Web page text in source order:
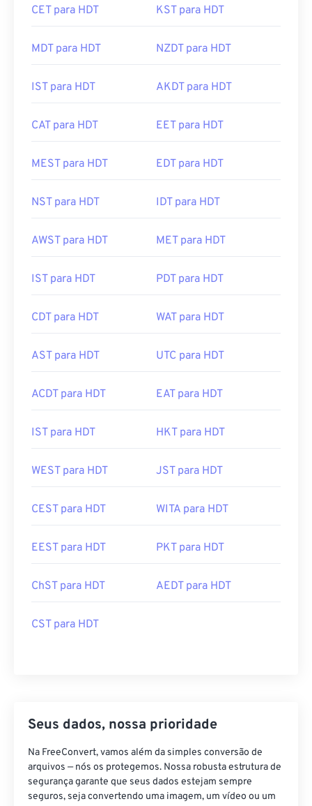
CET para HDT KST para HDT
MDT para HDT NZDT para HDT
IST para HDT AKDT para HDT
CAT para HDT EET para HDT
MEST para HDT EDT para HDT
NST para HDT IDT para HDT
AWST para HDT MET para HDT
IST para HDT PDT para HDT
CDT para HDT WAT para HDT
AST para HDT UTC para HDT
ACDT para HDT EAT para HDT
IST para HDT HKT para HDT
WEST para HDT JST para HDT
CEST para HDT WITA para HDT
EEST para HDT PKT para HDT
ChST para HDT AEDT para HDT
CST para HDT
Seus dados, nossa prioridade
Na FreeConvert, vamos além da simples conversão de
arquivos — nós os protegemos. Nossa robusta estrutura de
segurança garante que seus dados estejam sempre
seguros, seja convertendo uma imagem, um vídeo ou um